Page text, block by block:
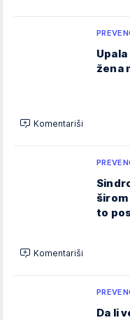
žena
Komentariši
širom
to
Komentariši
Da li